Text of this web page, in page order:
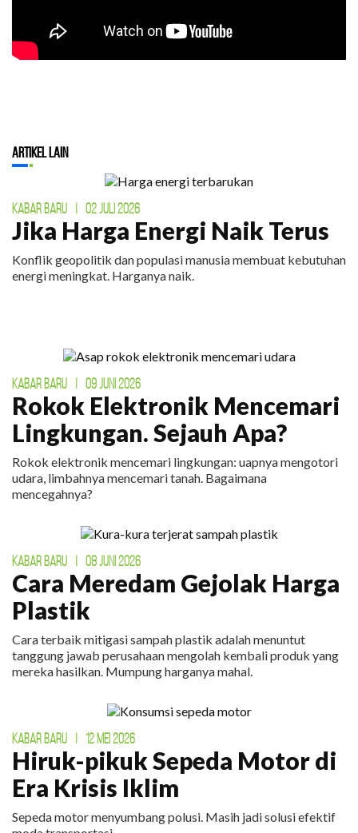
Artikel Lain
KABAR BARU 02 JULI 2026
Jika Harga Energi Naik Terus
Konflik geopolitik dan populasi manusia membuat kebutuhan
energi meningkat. Harganya naik.
KABAR BARU 09 JUNI 2026
Rokok Elektronik Mencemari
Lingkungan. Sejauh Apa?
Rokok elektronik mencemari lingkungan: uapnya mengotori
udara, limbahnya mencemari tanah. Bagaimana
mencegahnya?
KABAR BARU 08 JUNI 2026
Cara Meredam Gejolak Harga
Plastik
Cara terbaik mitigasi sampah plastik adalah menuntut
tanggung jawab perusahaan mengolah kembali produk yang
mereka hasilkan. Mumpung harganya mahal.
KABAR BARU 12 MEI 2026
Hiruk-pikuk Sepeda Motor di
Era Krisis Iklim
Sepeda motor menyumbang polusi. Masih jadi solusi efektif